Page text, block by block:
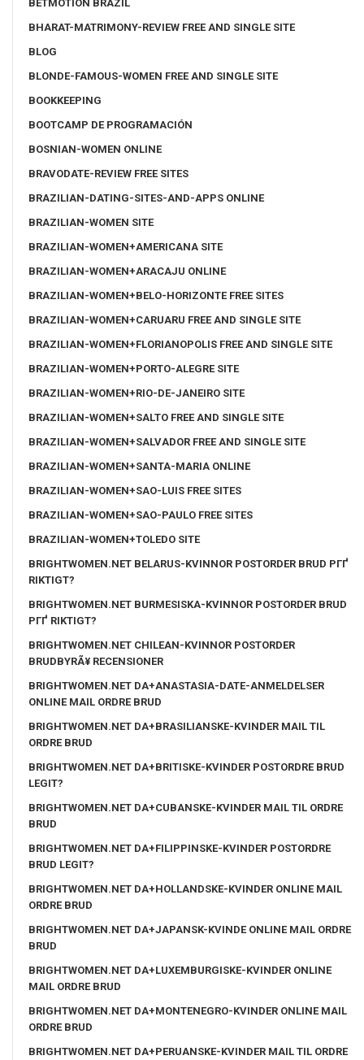
BETMOTION BRAZIL
BHARAT-MATRIMONY-REVIEW FREE AND SINGLE SITE
BLOG
BLONDE-FAMOUS-WOMEN FREE AND SINGLE SITE
BOOKKEEPING
BOOTCAMP DE PROGRAMACIÓN
BOSNIAN-WOMEN ONLINE
BRAVODATE-REVIEW FREE SITES
BRAZILIAN-DATING-SITES-AND-APPS ONLINE
BRAZILIAN-WOMEN SITE
BRAZILIAN-WOMEN+AMERICANA SITE
BRAZILIAN-WOMEN+ARACAJU ONLINE
BRAZILIAN-WOMEN+BELO-HORIZONTE FREE SITES
BRAZILIAN-WOMEN+CARUARU FREE AND SINGLE SITE
BRAZILIAN-WOMEN+FLORIANOPOLIS FREE AND SINGLE SITE
BRAZILIAN-WOMEN+PORTO-ALEGRE SITE
BRAZILIAN-WOMEN+RIO-DE-JANEIRO SITE
BRAZILIAN-WOMEN+SALTO FREE AND SINGLE SITE
BRAZILIAN-WOMEN+SALVADOR FREE AND SINGLE SITE
BRAZILIAN-WOMEN+SANTA-MARIA ONLINE
BRAZILIAN-WOMEN+SAO-LUIS FREE SITES
BRAZILIAN-WOMEN+SAO-PAULO FREE SITES
BRAZILIAN-WOMEN+TOLEDO SITE
BRIGHTWOMEN.NET BELARUS-KVINNOR POSTORDER BRUD PГҐ
RIKTIGT?
BRIGHTWOMEN.NET BURMESISKA-KVINNOR POSTORDER BRUD
PГҐ RIKTIGT?
BRIGHTWOMEN.NET CHILEAN-KVINNOR POSTORDER
BRUDBYRÃ¥ RECENSIONER
BRIGHTWOMEN.NET DA+ANASTASIA-DATE-ANMELDELSER
ONLINE MAIL ORDRE BRUD
BRIGHTWOMEN.NET DA+BRASILIANSKE-KVINDER MAIL TIL
ORDRE BRUD
BRIGHTWOMEN.NET DA+BRITISKE-KVINDER POSTORDRE BRUD
LEGIT?
BRIGHTWOMEN.NET DA+CUBANSKE-KVINDER MAIL TIL ORDRE
BRUD
BRIGHTWOMEN.NET DA+FILIPPINSKE-KVINDER POSTORDRE
BRUD LEGIT?
BRIGHTWOMEN.NET DA+HOLLANDSKE-KVINDER ONLINE MAIL
ORDRE BRUD
BRIGHTWOMEN.NET DA+JAPANSK-KVINDE ONLINE MAIL ORDRE
BRUD
BRIGHTWOMEN.NET DA+LUXEMBURGISKE-KVINDER ONLINE
MAIL ORDRE BRUD
BRIGHTWOMEN.NET DA+MONTENEGRO-KVINDER ONLINE MAIL
ORDRE BRUD
BRIGHTWOMEN.NET DA+PERUANSKE-KVINDER MAIL TIL ORDRE